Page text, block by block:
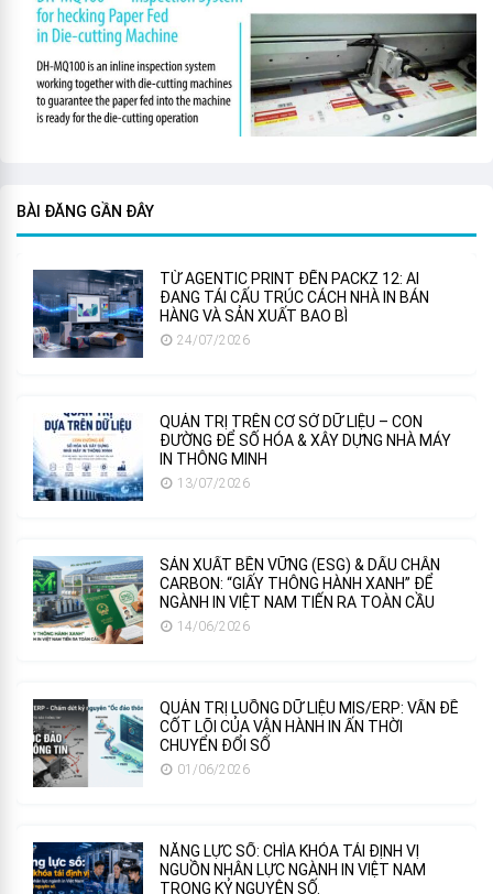
BÀI ĐĂNG GẦN ĐÂY
TỪ AGENTIC PRINT ĐẾN PACKZ 12: AI
ĐANG TÁI CẤU TRÚC CÁCH NHÀ IN BÁN
HÀNG VÀ SẢN XUẤT BAO BÌ
24/07/2026
QUẢN TRỊ TRÊN CƠ SỞ DỮ LIỆU – CON
ĐƯỜNG ĐỂ SỐ HÓA & XÂY DỰNG NHÀ MÁY
IN THÔNG MINH
13/07/2026
SẢN XUẤT BỀN VỮNG (ESG) & DẤU CHÂN
CARBON: “GIẤY THÔNG HÀNH XANH” ĐỂ
NGÀNH IN VIỆT NAM TIẾN RA TOÀN CẦU
14/06/2026
QUẢN TRỊ LUỒNG DỮ LIỆU MIS/ERP: VẤN ĐỀ
CỐT LÕI CỦA VẬN HÀNH IN ẤN THỜI
CHUYỂN ĐỔI SỐ
01/06/2026
NĂNG LỰC SỐ: CHÌA KHÓA TÁI ĐỊNH VỊ
NGUỒN NHÂN LỰC NGÀNH IN VIỆT NAM
TRONG KỶ NGUYÊN SỐ.